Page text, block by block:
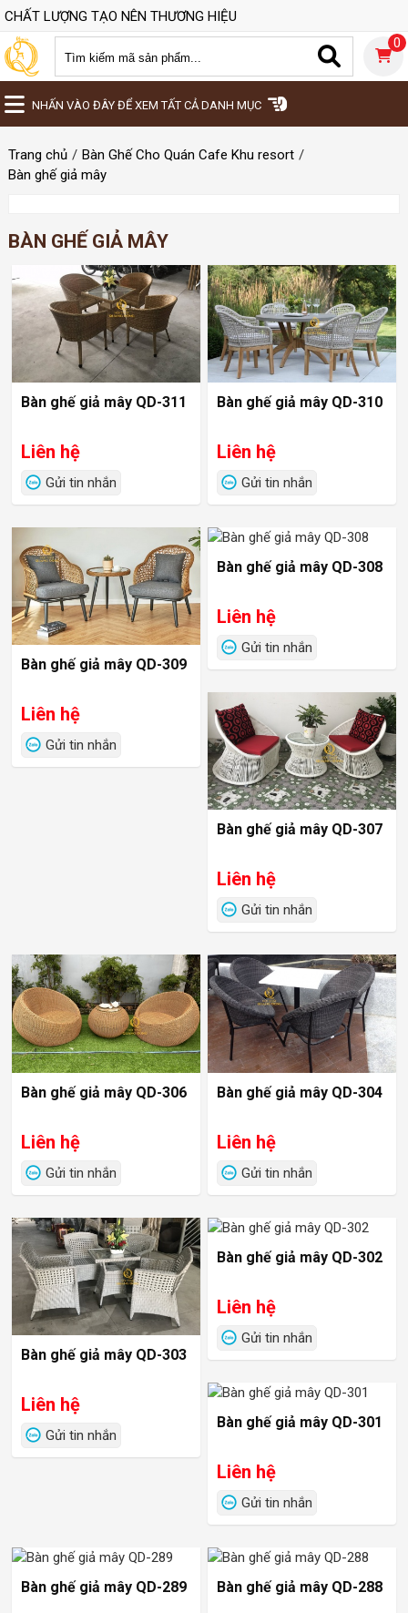
CHẤT LƯỢNG TẠO NÊN THƯƠNG HIỆU
0
NHẤN VÀO ĐÂY ĐỂ XEM TẤT CẢ DANH MỤC
Trang chủ
Bàn Ghế Cho Quán Cafe Khu resort
Bàn ghế giả mây
BÀN GHẾ GIẢ MÂY
Bàn ghế giả mây QD-311
Liên hệ
Gửi tin nhắn
Bàn ghế giả mây QD-310
Liên hệ
Gửi tin nhắn
Bàn ghế giả mây QD-309
Liên hệ
Gửi tin nhắn
Bàn ghế giả mây QD-308
Liên hệ
Gửi tin nhắn
Bàn ghế giả mây QD-307
Liên hệ
Gửi tin nhắn
Bàn ghế giả mây QD-306
Liên hệ
Gửi tin nhắn
Bàn ghế giả mây QD-304
Liên hệ
Gửi tin nhắn
Bàn ghế giả mây QD-303
Liên hệ
Gửi tin nhắn
Bàn ghế giả mây QD-302
Liên hệ
Gửi tin nhắn
Bàn ghế giả mây QD-301
Liên hệ
Gửi tin nhắn
Bàn ghế giả mây QD-289 Bàn ghế giả mây QD-288